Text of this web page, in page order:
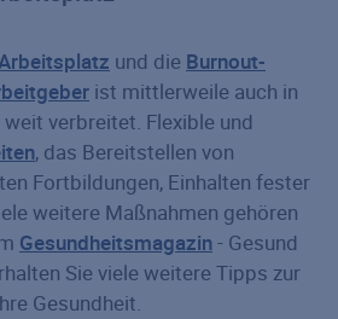
und die Burnout-
ist mittlerweile auch in
verbreitet. Flexible und
, das Bereitstellen von
Fortbildungen, Einhalten fester
weitere Maßnahmen gehören
Gesundheitsmagazin- Gesund
Sie viele weitere Tipps zur
Gesundheit.